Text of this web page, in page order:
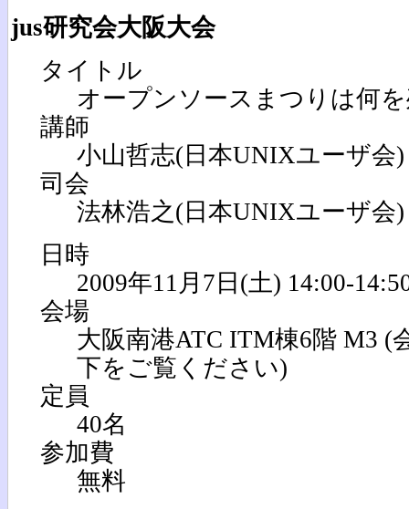
jus研究会大阪大会
タイトル
オープンソースまつりは何
講師
小山哲志(日本UNIXユーザ会)
司会
法林浩之(日本UNIXユーザ会)
日時
2009年11月7日(土) 14:00-
会場
大阪南港ATC ITM棟6階 M3 (
下をご覧ください)
定員
40名
参加費
無料